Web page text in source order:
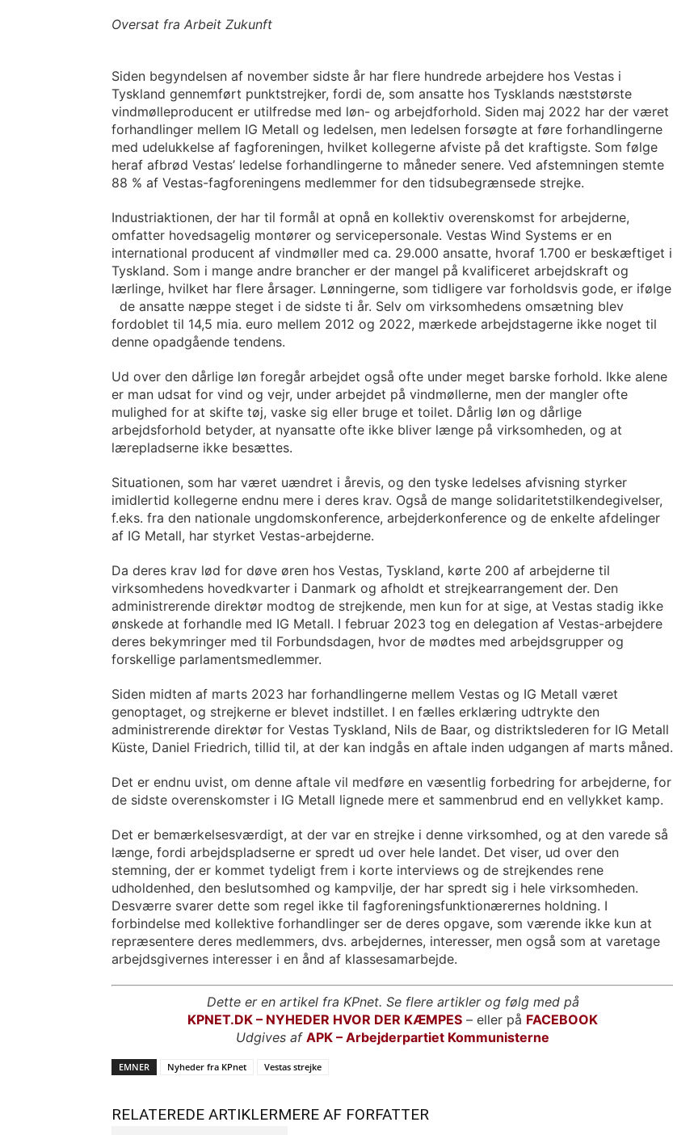
Oversat fra Arbeit Zukunft
Siden begyndelsen af november sidste år har flere hundrede arbejdere hos Vestas i
Tyskland gennemført punktstrejker, fordi de, som ansatte hos Tysklands næststørste
vindmølleproducent er utilfredse med løn- og arbejdforhold. Siden maj 2022 har der været
forhandlinger mellem IG Metall og ledelsen, men ledelsen forsøgte at føre forhandlingerne
med udelukkelse af fagforeningen, hvilket kollegerne afviste på det kraftigste. Som følge
heraf afbrød Vestas’ ledelse forhandlingerne to måneder senere. Ved afstemningen stemte
88 % af Vestas-fagforeningens medlemmer for den tidsubegrænsede strejke.
Industriaktionen, der har til formål at opnå en kollektiv overenskomst for arbejderne,
omfatter hovedsagelig montører og servicepersonale. Vestas Wind Systems er en
international producent af vindmøller med ca. 29.000 ansatte, hvoraf 1.700 er beskæftiget i
Tyskland. Som i mange andre brancher er der mangel på kvalificeret arbejdskraft og
lærlinge, hvilket har flere årsager. Lønningerne, som tidligere var forholdsvis gode, er ifølge
de ansatte næppe steget i de sidste ti år. Selv om virksomhedens omsætning blev
fordoblet til 14,5 mia. euro mellem 2012 og 2022, mærkede arbejdstagerne ikke noget til
denne opadgående tendens.
Ud over den dårlige løn foregår arbejdet også ofte under meget barske forhold. Ikke alene
er man udsat for vind og vejr, under arbejdet på vindmøllerne, men der mangler ofte
mulighed for at skifte tøj, vaske sig eller bruge et toilet. Dårlig løn og dårlige
arbejdsforhold betyder, at nyansatte ofte ikke bliver længe på virksomheden, og at
lærepladserne ikke besættes.
Situationen, som har været uændret i årevis, og den tyske ledelses afvisning styrker
imidlertid kollegerne endnu mere i deres krav. Også de mange solidaritetstilkendegivelser,
f.eks. fra den nationale ungdomskonference, arbejderkonference og de enkelte afdelinger
af IG Metall, har styrket Vestas-arbejderne.
Da deres krav lød for døve øren hos Vestas, Tyskland, kørte 200 af arbejderne til
virksomhedens hovedkvarter i Danmark og afholdt et strejkearrangement der. Den
administrerende direktør modtog de strejkende, men kun for at sige, at Vestas stadig ikke
ønskede at forhandle med IG Metall. I februar 2023 tog en delegation af Vestas-arbejdere
deres bekymringer med til Forbundsdagen, hvor de mødtes med arbejdsgrupper og
forskellige parlamentsmedlemmer.
Siden midten af marts 2023 har forhandlingerne mellem Vestas og IG Metall været
genoptaget, og strejkerne er blevet indstillet. I en fælles erklæring udtrykte den
administrerende direktør for Vestas Tyskland, Nils de Baar, og distriktslederen for IG Metall
Küste, Daniel Friedrich, tillid til, at der kan indgås en aftale inden udgangen af marts måned.
Det er endnu uvist, om denne aftale vil medføre en væsentlig forbedring for arbejderne, for
de sidste overenskomster i IG Metall lignede mere et sammenbrud end en vellykket kamp.
Det er bemærkelsesværdigt, at der var en strejke i denne virksomhed, og at den varede så
længe, fordi arbejdspladserne er spredt ud over hele landet. Det viser, ud over den
stemning, der er kommet tydeligt frem i korte interviews og de strejkendes rene
udholdenhed, den beslutsomhed og kampvilje, der har spredt sig i hele virksomheden.
Desværre svarer dette som regel ikke til fagforeningsfunktionærernes holdning. I
forbindelse med kollektive forhandlinger ser de deres opgave, som værende ikke kun at
repræsentere deres medlemmers, dvs. arbejdernes, interesser, men også som at varetage
arbejdsgivernes interesser i en ånd af klassesamarbejde.
Dette er en artikel fra KPnet. Se flere artikler og følg med på
KPNET.DK – NYHEDER HVOR DER KÆMPES – eller på FACEBOOK
Udgives af APK – Arbejderpartiet Kommunisterne
EMNER Nyheder fra KPnet Vestas strejke
RELATEREDE ARTIKLERMERE AF FORFATTER